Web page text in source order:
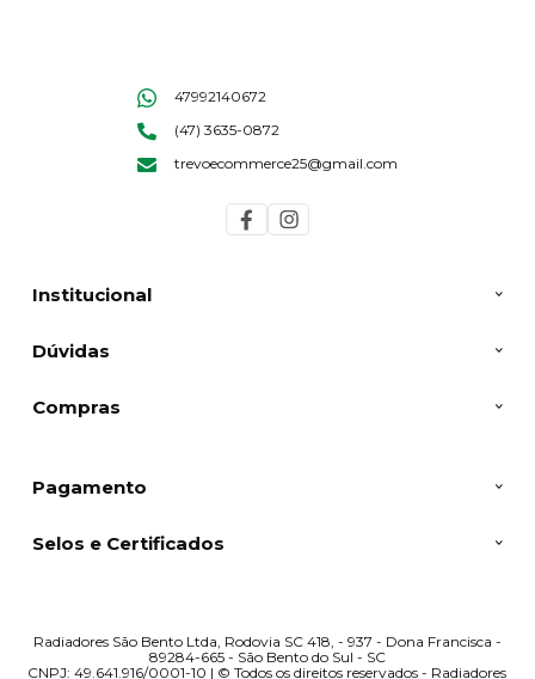
Institucional
Dúvidas
Compras
47992140672
(47) 3635-0872
trevoecommerce25@gmail.com
Pagamento
Selos e Certificados
Radiadores São Bento Ltda, Rodovia SC 418, - 937 - Dona Francisca -
89284-665 - São Bento do Sul - SC
CNPJ: 49.641.916/0001-10 | © Todos os direitos reservados - Radiadores